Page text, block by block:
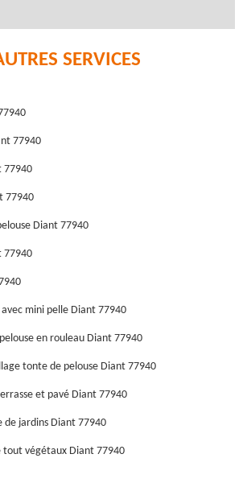
SERVICES
77940
77940
77940
Diant 77940
77940
mini pelle Diant 77940
en rouleau Diant 77940
tonte de pelouse Diant 77940
et pavé Diant 77940
jardins Diant 77940
tout végétaux Diant 77940